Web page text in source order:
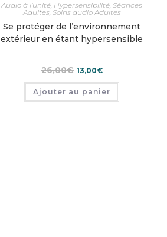
Audio à l'unité, Hypersensibilité,Séances
Adultes, Soins audio Adultes
Se protéger de l’environnement
extérieur en étant hypersensible
26,00€ Le
prix
initial
était :
26,00€.
13,00€Le
prix
actuel
est :
13,00€.
Ajouter au panier